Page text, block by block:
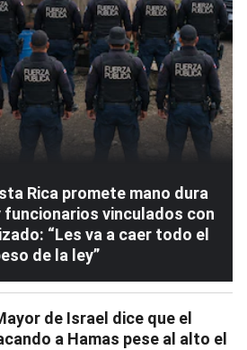
Rica promete mano dura
vinculados con
“Les va a caer todo el
de la ley”
de Israel dice que el
a Hamas pese al alto el